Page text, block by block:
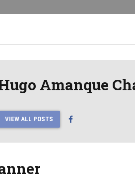
Amanque
VIEW ALL POSTS